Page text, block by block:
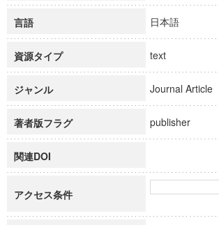
言語 日本語
資源タイプ text
ジャンル Journal Article
著者版フラグ publisher
関連DOI
アクセス条件